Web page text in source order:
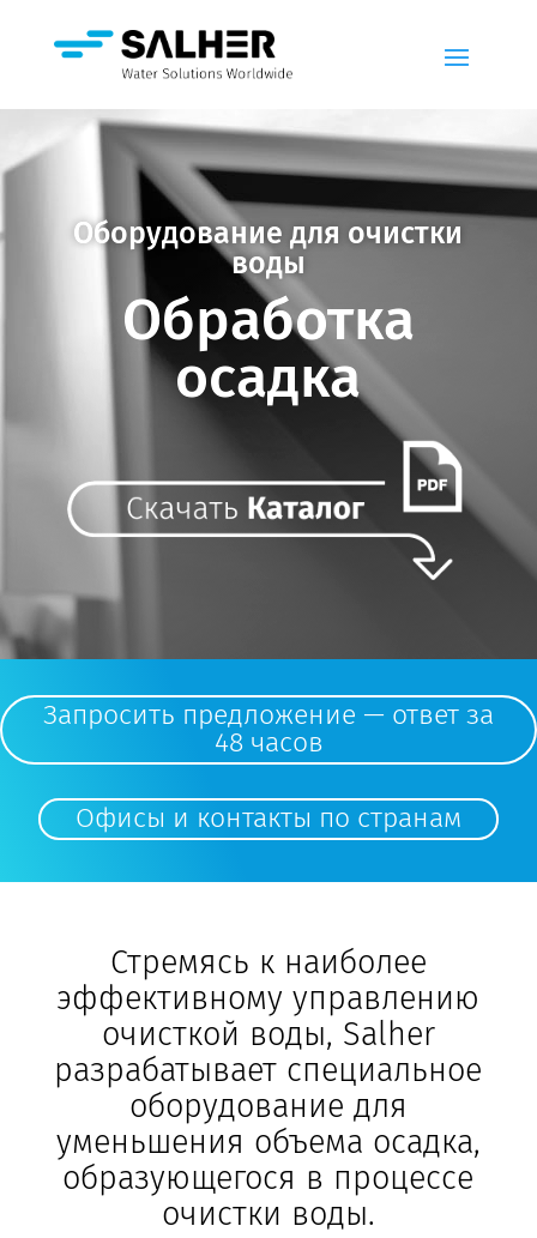
Оборудование для очистки
воды
Обработка
осадка
Запросить предложение — ответ за
48 часов
Офисы и контакты по странам
Стремясь к наиболее
эффективному управлению
очисткой воды, Salher
разрабатывает специальное
оборудование для
уменьшения объема осадка,
образующегося в процессе
очистки воды.